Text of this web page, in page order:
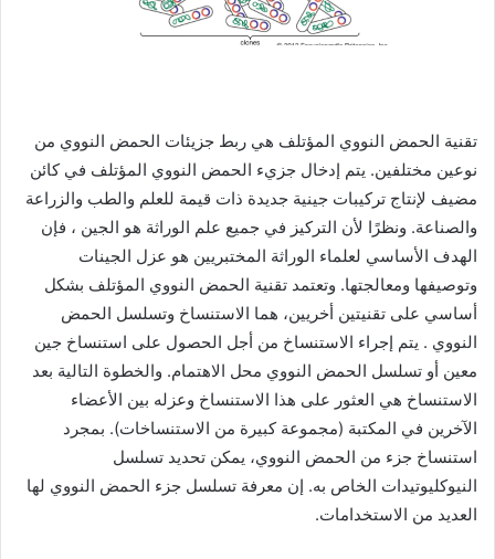
تقنية الحمض النووي المؤتلف هي ربط جزيئات الحمض النووي من
نوعين مختلفين. يتم إدخال جزيء الحمض النووي المؤتلف في كائن
مضيف لإنتاج تركيبات جينية جديدة ذات قيمة للعلم والطب والزراعة
والصناعة. ونظرًا لأن التركيز في جميع علم الوراثة هو الجين ، فإن
الهدف الأساسي لعلماء الوراثة المختبريين هو عزل الجينات
وتوصيفها ومعالجتها. وتعتمد تقنية الحمض النووي المؤتلف بشكل
أساسي على تقنيتين أخريين، هما الاستنساخ وتسلسل الحمض
النووي . يتم إجراء الاستنساخ من أجل الحصول على استنساخ جين
معين أو تسلسل الحمض النووي محل الاهتمام. والخطوة التالية بعد
الاستنساخ هي العثور على هذا الاستنساخ وعزله بين الأعضاء
الآخرين في المكتبة (مجموعة كبيرة من الاستنساخات). بمجرد
استنساخ جزء من الحمض النووي، يمكن تحديد تسلسل
النيوكليوتيدات الخاص به. إن معرفة تسلسل جزء الحمض النووي لها
العديد من الاستخدامات.